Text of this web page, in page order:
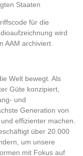
Staaten
für die
wird
AAM archiviert.
Welt bewegt. Als
Güte konzipiert,
und
Generation von
effizienter machen.
über 20.000
um unsere
mit Fokus auf